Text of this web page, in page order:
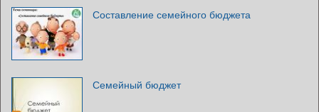
Составление семейного бюджета
Семейный бюджет